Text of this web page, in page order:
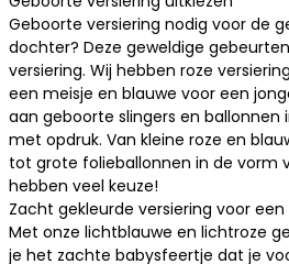
Geboorte versiering nodig voor de
dochter? Deze geweldige
versiering. Wij hebben roze
een meisje en blauwe voor een
aan geboorte slingers en ballonnen
met opdruk. Van kleine roze en
tot grote folieballonnen in de vorm
hebben veel keuze!
Zacht gekleurde versiering voor
Met onze lichtblauwe en lichtroze
je het zachte babysfeertje dat je